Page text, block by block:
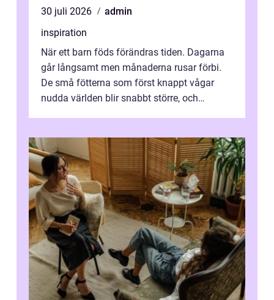
30 juli 2026
admin
inspiration
När ett barn föds förändras tiden. Dagarna
går långsamt men månaderna rusar förbi.
De små fötterna som först knappt vågar
nudda världen blir snabbt större, och